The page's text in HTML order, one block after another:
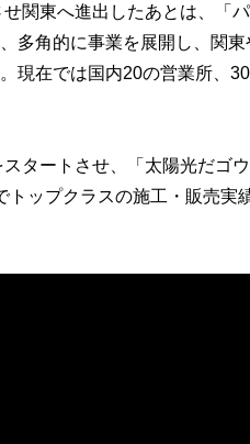
関東へ進出したあとは、「
多角的に事業を展開し、関東
現在では国内20の営業所、
タートさせ、「太陽光だゴ
トップクラスの施工・販売実